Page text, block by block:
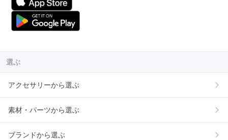
選ぶ
アクセサリーから選ぶ
素材・パーツから選ぶ
ブランドから選ぶ